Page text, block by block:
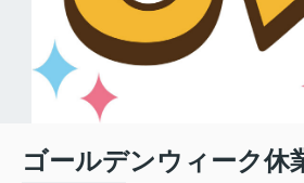
ゴールデンウィーク休